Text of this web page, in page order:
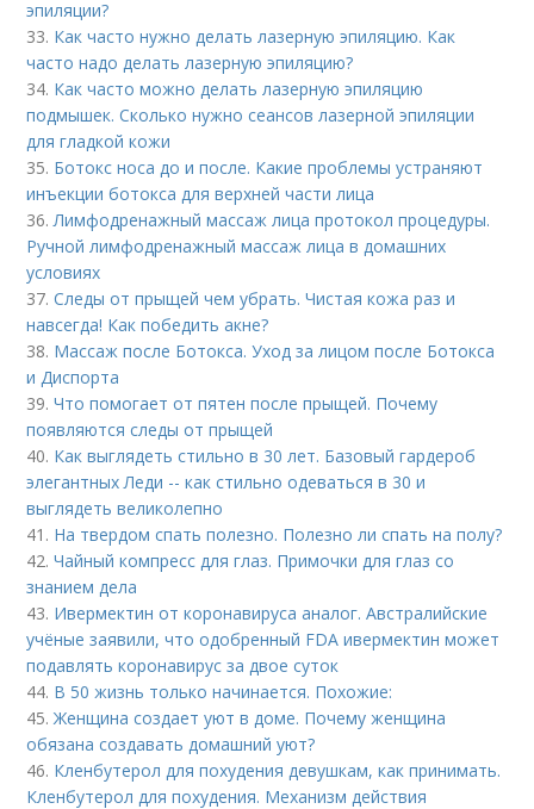
эпиляции?
33. Как часто нужно делать лазерную эпиляцию. Как
часто надо делать лазерную эпиляцию?
34. Как часто можно делать лазерную эпиляцию
подмышек. Сколько нужно сеансов лазерной эпиляции
для гладкой кожи
35. Ботокс носа до и после. Какие проблемы устраняют
инъекции ботокса для верхней части лица
36.Лимфодренажный массаж лица протокол процедуры.
Ручной лимфодренажный массаж лица в домашних
условиях
37.Следы от прыщей чем убрать. Чистая кожа раз и
навсегда! Как победить акне?
38. Массаж после Ботокса. Уход за лицом после Ботокса
и Диспорта
39.Что помогает от пятен после прыщей. Почему
появляются следы от прыщей
40. Как выглядеть стильно в 30 лет. Базовый гардероб
элегантных Леди -- как стильно одеваться в 30 и
выглядеть великолепно
41. На твердом спать полезно. Полезно ли спать на полу?
42.Чайный компресс для глаз. Примочки для глаз со
знанием дела
43. Ивермектин от коронавируса аналог. Австралийские
учёные заявили, что одобренный FDA ивермектин может
подавлять коронавирус за двое суток
44. В 50 жизнь только начинается. Похожие:
45.Женщина создает уют в доме. Почему женщина
обязана создавать домашний уют?
46. Кленбутерол для похудения девушкам, как принимать.
Кленбутерол для похудения. Механизм действия